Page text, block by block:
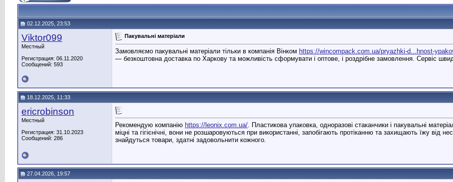
02.12.2025, 23:53
Viktor099
Местный
Регистрация: 06.11.2020
Сообщений: 593
Пакувальні матеріали
Замовляємо пакувальні матеріали тільки в компанія Вінком https://wincompack.com.ua/pryazhki-d...hnost-
— безкоштовна доставка по Харкову та можливість сформувати і оптове, і роздрібне замовлення. Сервіс
18.12.2025, 11:33
ericrobinson
Местный
Регистрация: 31.10.2023
Сообщений: 286
Рекомендую компанію https://leonix.com.ua/. Пластикова упаковка, одноразові стаканчики і пакувальні
міцні та гігієнічні, вони не розшаровуються при використанні, запобігають протіканню та захищають їжу
знайдуться товари, здатні задовольнити кожного.
27.04.2026, 19:57